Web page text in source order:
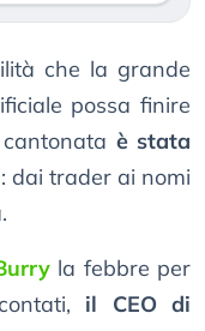
che la grande
possa finire
è stata
: dai trader ai nomi
la febbre per
il CEO di